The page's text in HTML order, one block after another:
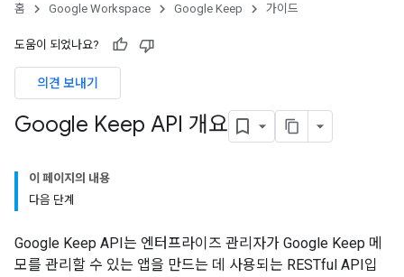
홈 Google Workspace Google Keep 가이드
도움이 되었나요?
의견 보내기
Google Keep API 개요
이 페이지의 내용
다음 단계
Google Keep API는 엔터프라이즈 관리자가 Google Keep 메
모를 관리할 수 있는 앱을 만드는 데 사용되는 RESTful API입